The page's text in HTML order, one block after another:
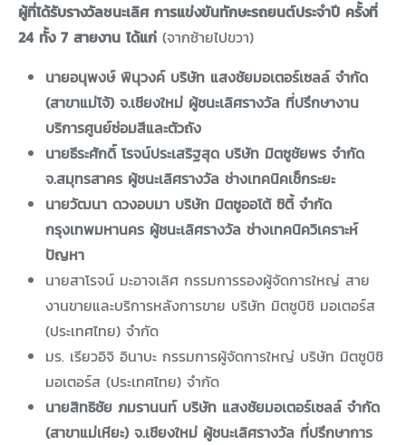
ผู้ที่ได้รับรางวัลชนะเลิศ การแข่งขันทักษะรถยนต์ประจำปี ครั้งที่
24 ทั้ง 7 สายงาน ได้แก่ (จากซ้ายไปขวา)
นายอนุพงษ์ พินุวงค์ บริษัท แสงชัยมอเตอร์เซลล์ จำกัด
(สาขาแม่โจ้) จ.เชียงใหม่ ผู้ชนะเลิศรางวัล ที่ปรึกษางาน
บริการศูนย์ซ่อมสีและตัวถัง
นายธีระศักดิ์ โรจน์ประเสริฐสุด บริษัท มิตซูชัยพร จำกัด
จ.สมุทรสาคร ผู้ชนะเลิศรางวัล ช่างเทคนิคเช็กระยะ
นายวัฒนา ดวงอบมา บริษัท มิตซูออโต้ ซิตี้ จำกัด
กรุงเทพมหานคร ผู้ชนะเลิศรางวัล ช่างเทคนิควิเคราะห์
ปัญหา
นายสาโรจน์ มะอาจเลิศ กรรมการรองผู้จัดการใหญ่ สาย
งานขายและบริการหลังการขาย บริษัท มิตซูบิชิ มอเตอร์ส
(ประเทศไทย) จำกัด
มร. เรียวอิจิ อินาบะ กรรมการผู้จัดการใหญ่ บริษัท มิตซูบิชิ
มอเตอร์ส (ประเทศไทย) จำกัด
นายสิทธิชัย ภมรานนท์ บริษัท แสงชัยมอเตอร์เซลล์ จำกัด
(สาขาแม่เหียะ) จ.เชียงใหม่ ผู้ชนะเลิศรางวัล ที่ปรึกษาการ